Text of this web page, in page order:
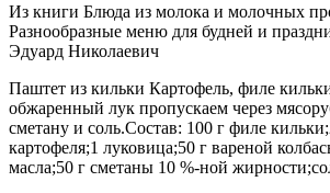
Из книги Блюда из молока и молочных
Разнообразные меню для будней и
Эдуард Николаевич
Паштет из кильки Картофель, филе
обжаренный лук пропускаем через
сметану и соль.Состав: 100 г филе
картофеля;1 луковица;50 г вареной
масла;50 г сметаны 10 %-ной